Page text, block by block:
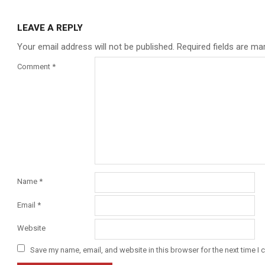
LEAVE A REPLY
Your email address will not be published. Required fields are
Comment *
Name *
Email *
Website
Save my name, email, and website in this browser for the next time I